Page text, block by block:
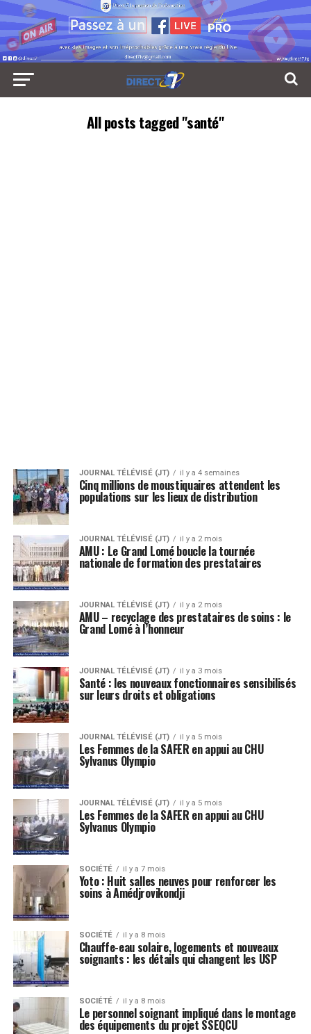
All posts tagged "santé"
JOURNAL TÉLÉVISÉ (JT) il y a 4 semaines
Cinq millions de moustiquaires attendent les
populations sur les lieux de distribution
JOURNAL TÉLÉVISÉ (JT) il y a 2 mois
AMU : Le Grand Lomé boucle la tournée
nationale de formation des prestataires
JOURNAL TÉLÉVISÉ (JT) il y a 2 mois
AMU – recyclage des prestataires de soins : le
Grand Lomé à l’honneur
JOURNAL TÉLÉVISÉ (JT) il y a 3 mois
Santé : les nouveaux fonctionnaires sensibilisés
sur leurs droits et obligations
JOURNAL TÉLÉVISÉ (JT) il y a 5 mois
Les Femmes de la SAFER en appui au CHU
Sylvanus Olympio
JOURNAL TÉLÉVISÉ (JT) il y a 5 mois
Les Femmes de la SAFER en appui au CHU
Sylvanus Olympio
SOCIÉTÉ il y a 7 mois
Yoto : Huit salles neuves pour renforcer les
soins à Amédjrovikondji
SOCIÉTÉ il y a 8 mois
Chauffe-eau solaire, logements et nouveaux
soignants : les détails qui changent les USP
SOCIÉTÉ il y a 8 mois
Le personnel soignant impliqué dans le montage
des équipements du projet SSEQCU